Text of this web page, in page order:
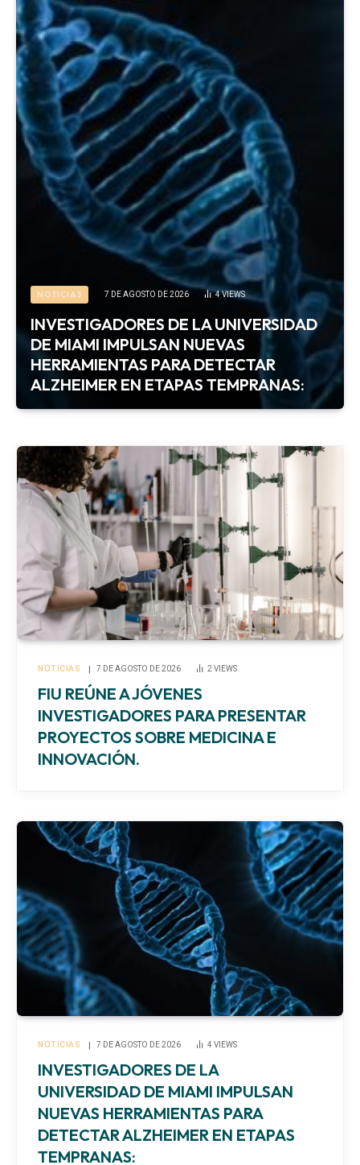
NOTICIAS 7 DE AGOSTO DE 2026 4VIEWS
INVESTIGADORES DE LA UNIVERSIDAD
DE MIAMI IMPULSAN NUEVAS
HERRAMIENTAS PARA DETECTAR
ALZHEIMER EN ETAPAS TEMPRANAS:
NOTICIAS 7 DE AGOSTO DE 2026 2VIEWS
FIU REÚNE A JÓVENES
INVESTIGADORES PARA PRESENTAR
PROYECTOS SOBRE MEDICINA E
INNOVACIÓN.
NOTICIAS 7 DE AGOSTO DE 2026 4 VIEWS
INVESTIGADORES DE LA
UNIVERSIDAD DE MIAMI IMPULSAN
NUEVAS HERRAMIENTAS PARA
DETECTAR ALZHEIMER EN ETAPAS
TEMPRANAS: